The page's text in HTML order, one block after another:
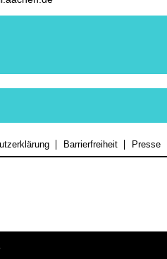
Barrierfreiheit Presse